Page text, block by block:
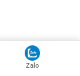
xối
Zalo